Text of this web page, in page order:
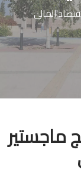
المالي
ماجستير